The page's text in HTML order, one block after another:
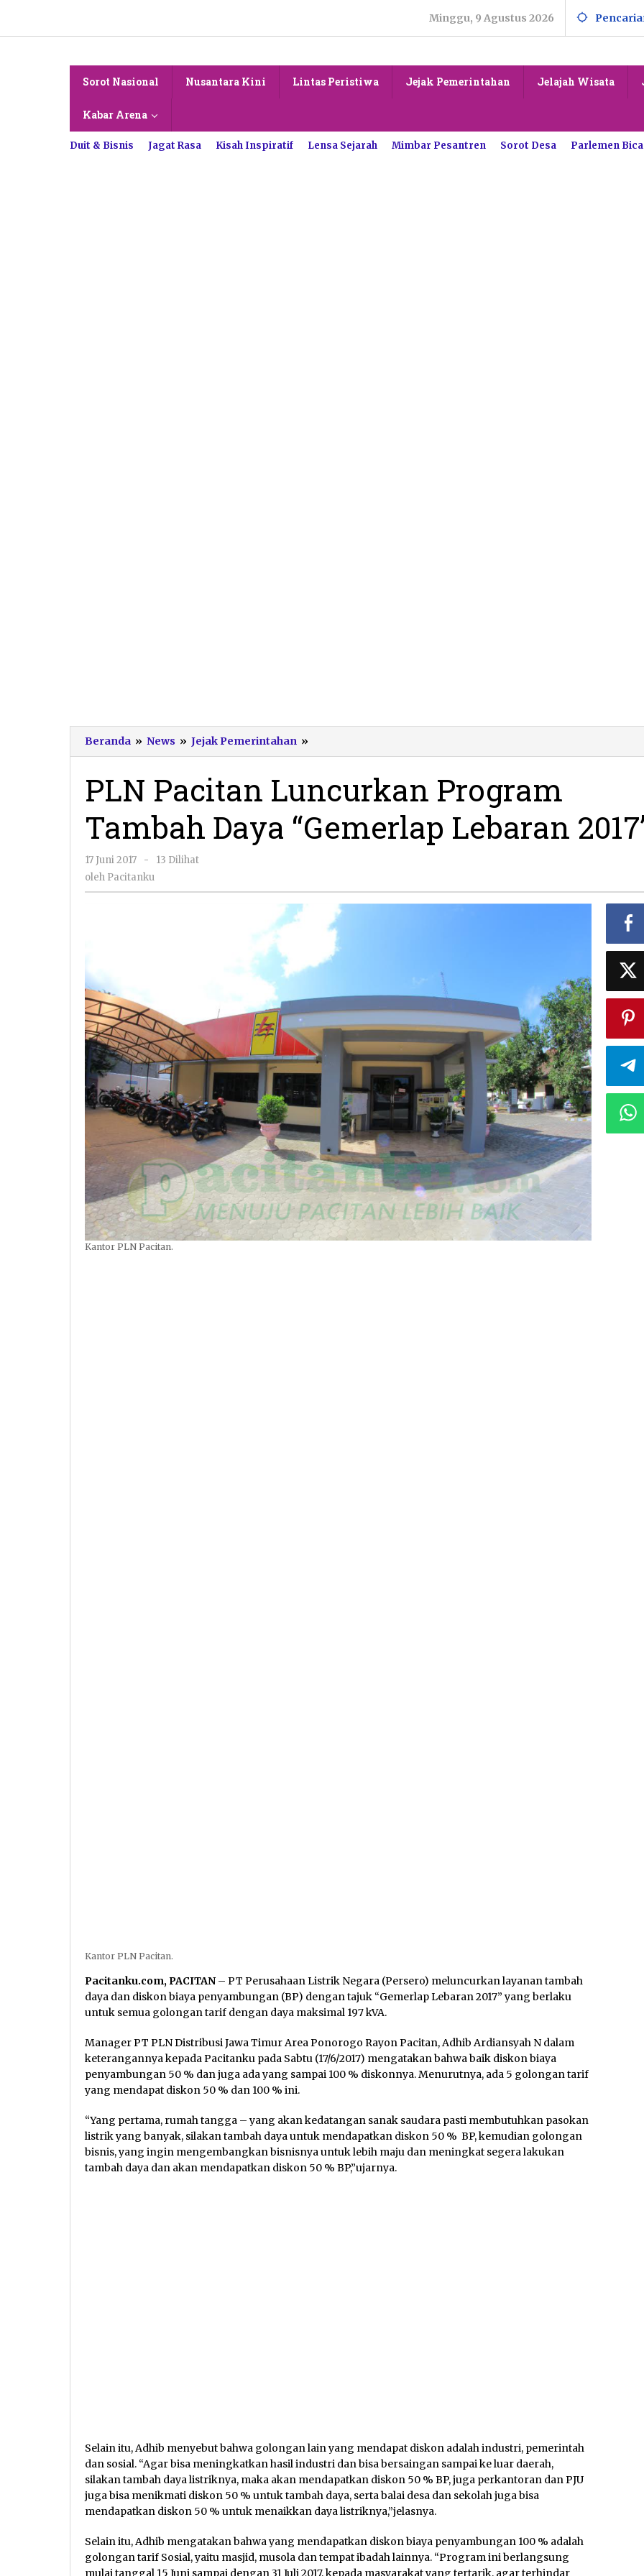
konten
Minggu, 9 Agustus 2026
Sorot Nasional Nusantara Kini Lintas Peristiwa Jejak Pemerintahan Jelajah Wisata
Kabar Arena
Duit & Bisnis Jagat Rasa Kisah Inspiratif Lensa Sejarah Mimbar Pesantren Sorot Desa Parlemen
Beranda » News » Jejak Pemerintahan »
Pacitan
Program
Tambah
Daya
“Gemerlap
PLN Pacitan Luncurkan Program
Tambah Daya “Gemerlap Lebaran
17 Juni 2017
oleh
Pacitanku
-
13 Dilihat
oleh Pacitanku
Kantor PLN Pacitan.
Kantor PLN Pacitan.
Pacitanku.com, PACITAN – PT Perusahaan Listrik Negara (Persero) meluncurkan layanan tambah
daya dan diskon biaya penyambungan (BP) dengan tajuk “Gemerlap Lebaran 2017” yang berlaku
untuk semua golongan tarif dengan daya maksimal 197 kVA.
Manager PT PLN Distribusi Jawa Timur Area Ponorogo Rayon Pacitan, Adhib Ardiansyah N dalam
keterangannya kepada Pacitanku pada Sabtu (17/6/2017) mengatakan bahwa baik diskon biaya
penyambungan 50 % dan juga ada yang sampai 100 % diskonnya. Menurutnya, ada 5 golongan tarif
yang mendapat diskon 50 % dan 100 % ini.
“Yang pertama, rumah tangga – yang akan kedatangan sanak saudara pasti membutuhkan pasokan
listrik yang banyak, silakan tambah daya untuk mendapatkan diskon 50 % BP, kemudian golongan
bisnis, yang ingin mengembangkan bisnisnya untuk lebih maju dan meningkat segera lakukan
tambah daya dan akan mendapatkan diskon 50 % BP,”ujarnya.
Selain itu, Adhib menyebut bahwa golongan lain yang mendapat diskon adalah industri, pemerintah
dan sosial. “Agar bisa meningkatkan hasil industri dan bisa bersaingan sampai ke luar daerah,
silakan tambah daya listriknya, maka akan mendapatkan diskon 50 % BP, juga perkantoran dan PJU
juga bisa menikmati diskon 50 % untuk tambah daya, serta balai desa dan sekolah juga bisa
mendapatkan diskon 50 % untuk menaikkan daya listriknya,”jelasnya.
Selain itu, Adhib mengatakan bahwa yang mendapatkan diskon biaya penyambungan 100 % adalah
golongan tarif Sosial, yaitu masjid, musola dan tempat ibadah lainnya. “Program ini berlangsung
mulai tanggal 15 Juni sampai dengan 31 Juli 2017, kepada masyarakat yang tertarik, agar terhindar